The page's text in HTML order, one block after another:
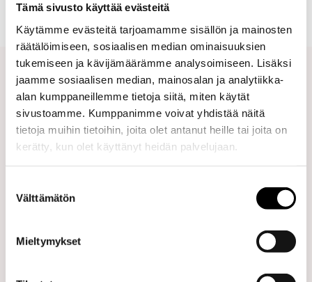
Tämä sivusto käyttää evästeitä
Käytämme evästeitä tarjoamamme sisällön ja mainosten
räätälöimiseen, sosiaalisen median ominaisuuksien
tukemiseen ja kävijämäärämme analysoimiseen. Lisäksi
jaamme sosiaalisen median, mainosalan ja analytiikka-
alan kumppaneillemme tietoja siitä, miten käytät
sivustoamme. Kumppanimme voivat yhdistää näitä
tietoja muihin tietoihin, joita olet antanut heille tai joita on
kerätty, kun olet käyttänyt heidän palvelujaan.
valinta
Välttämätön
Mieltymykset
Kirjoittaja
Laura on monipuolinen viestinnän
ammattilainen, joka on erikoistunut
kestävyyteen ja työyhteisöviestintään. Hän
käytännönläheisen toteutuksen, mikä tekee